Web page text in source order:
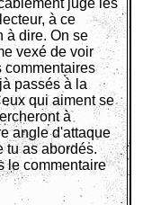
jugé les
à ce
à dire. On se
vexé de voir
commentaires
passés à la
qui aiment se
à
angle d'attaque
tu as abordés.
le commentaire